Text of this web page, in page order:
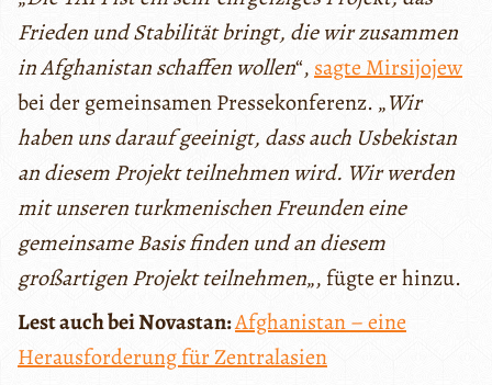
Frieden und Stabilität bringt, die wir zusammen
in Afghanistan schaffen wollen“, sagte Mirsijojew
bei der gemeinsamen Pressekonferenz. „Wir
haben uns darauf geeinigt, dass auch Usbekistan
an diesem Projekt teilnehmen wird. Wir werden
mit unseren turkmenischen Freunden eine
gemeinsame Basis finden und an diesem
großartigen Projekt teilnehmen„, fügte er hinzu.
Lest auch bei Novastan:Afghanistan – eine
Herausforderung für Zentralasien